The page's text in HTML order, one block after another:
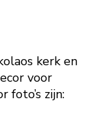
kerk en
voor
foto’s zijn: